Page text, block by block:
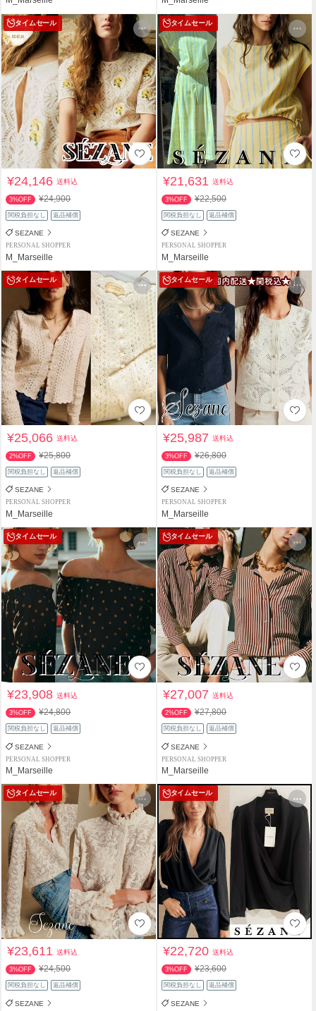
タイムセール
¥24,146送料込
3%OFF ¥24,900
関税負担なし 返品補償
SEZANE
PERSONAL SHOPPER
M_Marseille
タイムセール
¥21,631送料込
3%OFF ¥22,500
関税負担なし 返品補償
SEZANE
PERSONAL SHOPPER
M_Marseille
タイムセール
¥25,066送料込
2%OFF ¥25,800
関税負担なし 返品補償
SEZANE
PERSONAL SHOPPER
M_Marseille
タイムセール
¥25,987送料込
3%OFF ¥26,800
関税負担なし 返品補償
SEZANE
PERSONAL SHOPPER
M_Marseille
タイムセール
¥23,908送料込
3%OFF ¥24,800
関税負担なし 返品補償
SEZANE
PERSONAL SHOPPER
M_Marseille
タイムセール
¥27,007送料込
2%OFF ¥27,800
関税負担なし 返品補償
SEZANE
PERSONAL SHOPPER
M_Marseille
タイムセール
¥23,611送料込
3%OFF ¥24,500
関税負担なし 返品補償
SEZANE
タイムセール
¥22,720送料込
3%OFF ¥23,600
関税負担なし 返品補償
SEZANE